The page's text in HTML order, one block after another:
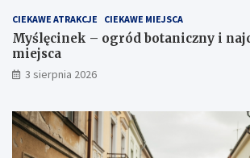
CIEKAWE ATRAKCJE CIEKAWE MIEJSCA
Myślęcinek – ogród botaniczny i
miejsca
3 sierpnia 2026